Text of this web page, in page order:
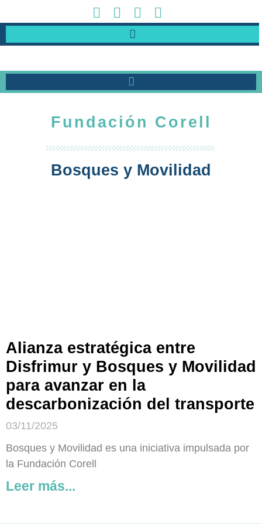
Fundación Corell
Bosques y Movilidad
Alianza estratégica entre
Disfrimur y Bosques y Movilidad
para avanzar en la
descarbonización del transporte
03/11/2025
Bosques y Movilidad es una iniciativa impulsada por
la Fundación Corell
Leer más...